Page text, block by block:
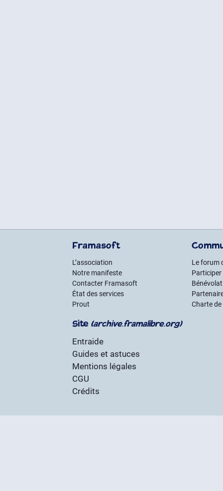
Framasoft
L’association
Notre manifeste
Contacter Framasoft
État des services
Prout
Le forum
Participer
Charte
Site (archive.framalibre.org)
Entraide
Guides et astuces
Mentions légales
CGU
Crédits